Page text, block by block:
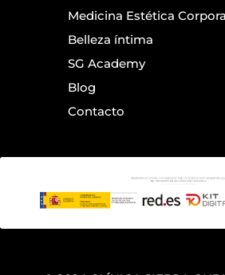
Medicina Estética
Belleza íntima
SG Academy
Blog
Contacto